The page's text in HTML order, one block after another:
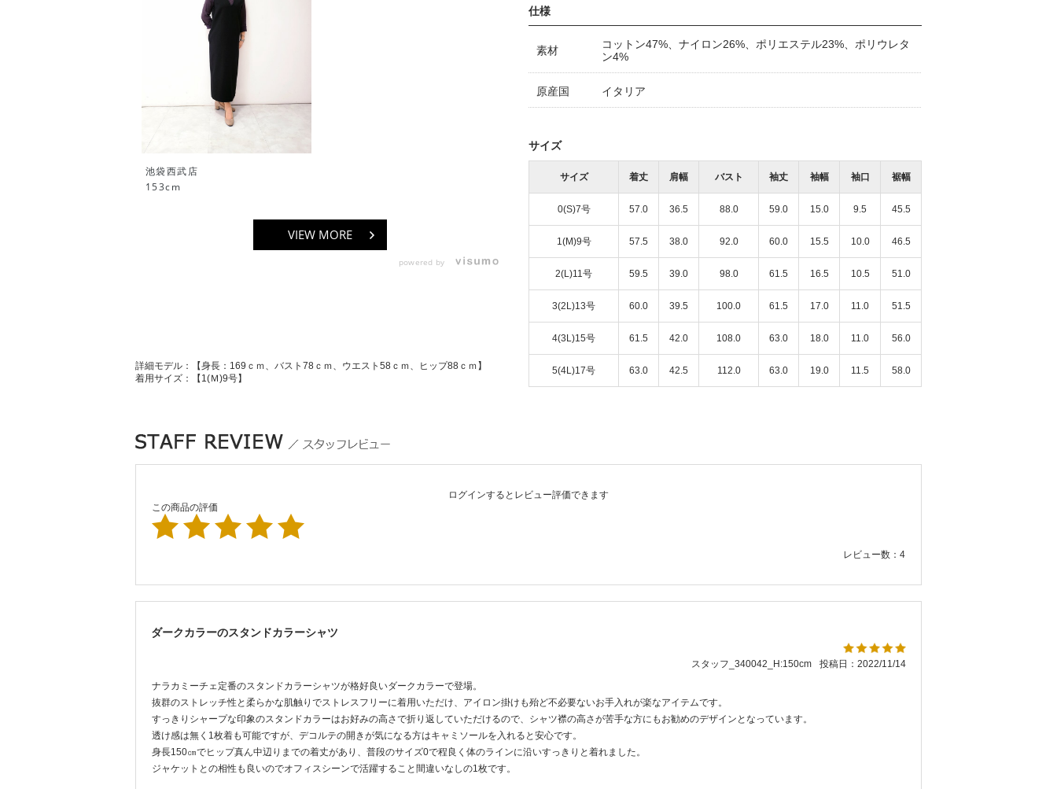
池袋西武店
153cm
VIEW MORE
powered by
詳細モデル：【身長：169ｃｍ、バスト78ｃｍ、ウエスト58ｃｍ、ヒップ88ｃｍ】
着用サイズ：【1(Ｍ)9号】
仕様
素材
コットン47%、ナイロン26%、ポリエステル23%、ポリウレタ
ン4%
原産国 イタリア
サイズ
サイズ 着丈 肩幅 バスト 袖丈 袖幅 袖口 裾幅
0(S)7号 57.0 36.5 88.0 59.0 15.0 9.5 45.5
1(M)9号 57.5 38.0 92.0 60.0 15.5 10.0 46.5
2(L)11号 59.5 39.0 98.0 61.5 16.5 10.5 51.0
3(2L)13号 60.0 39.5 100.0 61.5 17.0 11.0 51.5
4(3L)15号 61.5 42.0 108.0 63.0 18.0 11.0 56.0
5(4L)17号 63.0 42.5 112.0 63.0 19.0 11.5 58.0
ログインするとレビュー評価できます
この商品の評価
レビュー数：4
ダークカラーのスタンドカラーシャツ
スタッフ_340042_H:150cm
投稿日：2022/11/14
ナラカミーチェ定番のスタンドカラーシャツが格好良いダークカラーで登場。
抜群のストレッチ性と柔らかな肌触りでストレスフリーに着用いただけ、アイロン掛けも殆ど不必要ないお手入れが楽なアイテムです。
すっきりシャープな印象のスタンドカラーはお好みの高さで折り返していただけるので、シャツ襟の高さが苦手な方にもお勧めのデザインとなっています。
透け感は無く1枚着も可能ですが、デコルテの開きが気になる方はキャミソールを入れると安心です。
身長150㎝でヒップ真ん中辺りまでの着丈があり、普段のサイズ0で程良く体のラインに沿いすっきりと着れました。
ジャケットとの相性も良いのでオフィスシーンで活躍すること間違いなしの1枚です。